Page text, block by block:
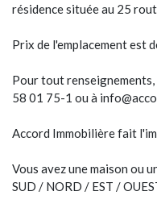
résidence située au 25
Prix de l'emplacement est
Pour tout
58 01 75-1 ou à
Accord Immobilière fait
Vous avez une maison ou
SUD / NORD / EST /